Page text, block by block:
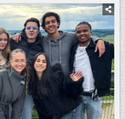
BEI
„SOMMER-
SPASS M
IT A
NDY B
ORG“